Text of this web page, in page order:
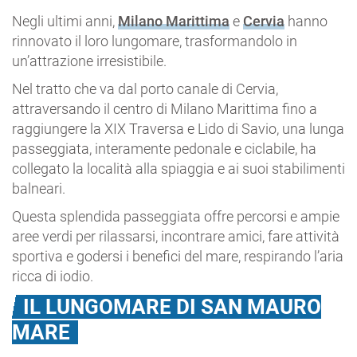
Negli ultimi anni,Milano MarittimaeCervia hanno
rinnovato il loro lungomare, trasformandolo in
un’attrazione irresistibile.
Nel tratto che va dal porto canale di Cervia,
attraversando il centro di Milano Marittima fino a
raggiungere la XIX Traversa e Lido di Savio, una lunga
passeggiata, interamente pedonale e ciclabile, ha
collegato la località alla spiaggia e ai suoi stabilimenti
balneari.
Questa splendida passeggiata offre percorsi e ampie
aree verdi per rilassarsi, incontrare amici, fare attività
sportiva e godersi i benefici del mare, respirando l’aria
ricca di iodio.
IL LUNGOMARE DI SAN MAURO
MARE